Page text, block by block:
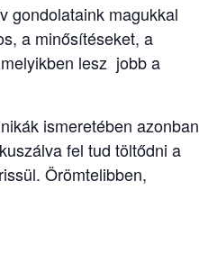
gondolataink magukkal
a minősítéseket, a
lesz jobb a
ismeretében azonban
fel tud töltődni a
Örömtelibben,